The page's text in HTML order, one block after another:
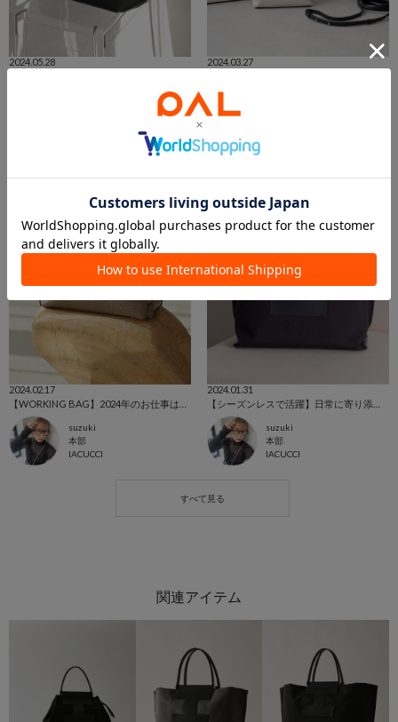
2024.05.28
2024.03.27
2024.02.17
suzuki
本部
IACUCCI
2024.01.31
【シーズンレスで活躍】日常に寄り添うナイロンバッグ！
suzuki
本部
IACUCCI